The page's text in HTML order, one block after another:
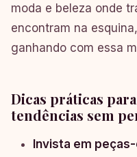
moda e beleza onde
encontram na
ganhando com essa
Dicas práticas
tendências sem
Invista em